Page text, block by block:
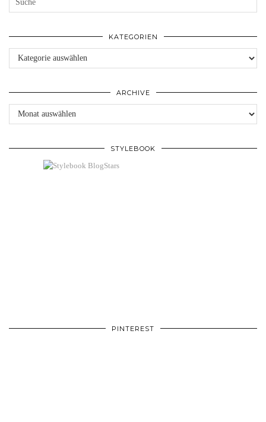
KATEGORIEN
Kategorien
ARCHIVE
Archive
STYLEBOOK
PINTEREST